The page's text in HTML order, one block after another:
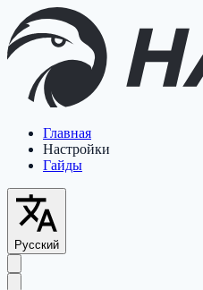
Главная
Настройки
Гайды
Русский